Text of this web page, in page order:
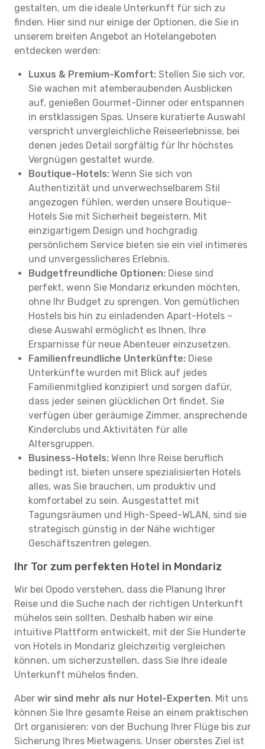
gestalten, um die ideale Unterkunft für sich zu
finden. Hier sind nur einige der Optionen, die Sie in
unserem breiten Angebot an Hotelangeboten
entdecken werden:
Luxus & Premium-Komfort: Stellen Sie sich vor,
Sie wachen mit atemberaubenden Ausblicken
auf, genießen Gourmet-Dinner oder entspannen
in erstklassigen Spas. Unsere kuratierte Auswahl
verspricht unvergleichliche Reiseerlebnisse, bei
denen jedes Detail sorgfältig für Ihr höchstes
Vergnügen gestaltet wurde.
Boutique-Hotels: Wenn Sie sich von
Authentizität und unverwechselbarem Stil
angezogen fühlen, werden unsere Boutique-
Hotels Sie mit Sicherheit begeistern. Mit
einzigartigem Design und hochgradig
persönlichem Service bieten sie ein viel intimeres
und unvergesslicheres Erlebnis.
Budgetfreundliche Optionen: Diese sind
perfekt, wenn Sie Mondariz erkunden möchten,
ohne Ihr Budget zu sprengen. Von gemütlichen
Hostels bis hin zu einladenden Apart-Hotels –
diese Auswahl ermöglicht es Ihnen, Ihre
Ersparnisse für neue Abenteuer einzusetzen.
Familienfreundliche Unterkünfte: Diese
Unterkünfte wurden mit Blick auf jedes
Familienmitglied konzipiert und sorgen dafür,
dass jeder seinen glücklichen Ort findet. Sie
verfügen über geräumige Zimmer, ansprechende
Kinderclubs und Aktivitäten für alle
Altersgruppen.
Business-Hotels: Wenn Ihre Reise beruflich
bedingt ist, bieten unsere spezialisierten Hotels
alles, was Sie brauchen, um produktiv und
komfortabel zu sein. Ausgestattet mit
Tagungsräumen und High-Speed-WLAN, sind sie
strategisch günstig in der Nähe wichtiger
Geschäftszentren gelegen.
Ihr Tor zum perfekten Hotel in Mondariz
Wir bei Opodo verstehen, dass die Planung Ihrer
Reise und die Suche nach der richtigen Unterkunft
mühelos sein sollten. Deshalb haben wir eine
intuitive Plattform entwickelt, mit der Sie Hunderte
von Hotels in Mondariz gleichzeitig vergleichen
können, um sicherzustellen, dass Sie Ihre ideale
Unterkunft mühelos finden.
Aber wir sind mehr als nur Hotel-Experten. Mit uns
können Sie Ihre gesamte Reise an einem praktischen
Ort organisieren: von der Buchung Ihrer Flüge bis zur
Sicherung Ihres Mietwagens. Unser oberstes Ziel ist